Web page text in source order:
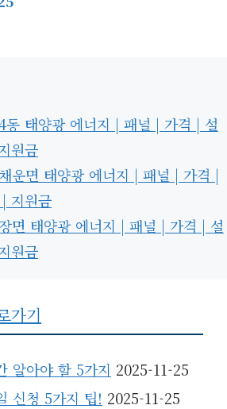
동 태양광 에너지 | 패널 | 가격 | 설
원금
운면 태양광 에너지 | 패널 | 가격 |
지원금
면 태양광 에너지 | 패널 | 가격 | 설
원금
가기
알아야 할 5가지 2025-11-25
신청 5가지 팁! 2025-11-25